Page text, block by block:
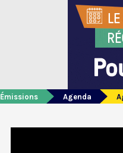
Émissions Agenda